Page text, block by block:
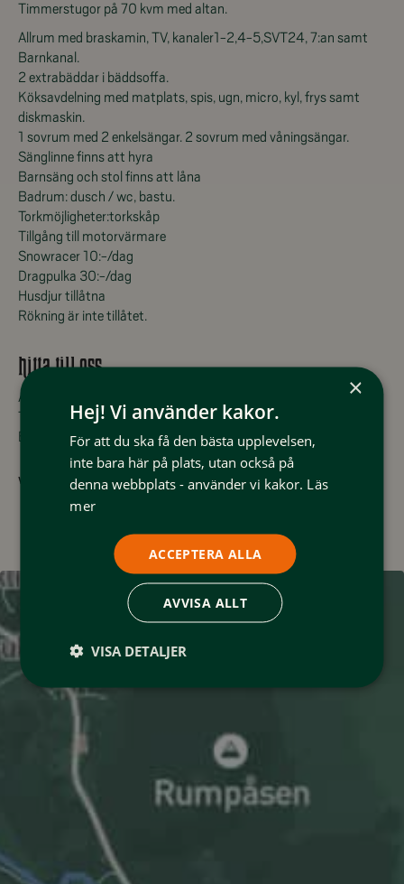
Timmerstugor på 70 kvm med altan.
Allrum med braskamin, TV, kanaler1-2,4-5,SVT24, 7:an samt
Barnkanal.
2 extrabäddar i bäddsoffa.
Köksavdelning med matplats, spis, ugn, micro, kyl, frys samt
diskmaskin.
1 sovrum med 2 enkelsängar. 2 sovrum med våningsängar.
Sänglinne finns att hyra
Barnsäng och stol finns att låna
Badrum: dusch / wc, bastu.
Torkmöjligheter:torkskåp
Tillgång till motorvärmare
Snowracer 10:-/dag
Dragpulka 30:-/dag
Husdjur tillåtna
Rökning är inte tillåtet.
hitta till oss
Adress: Fjällsäterns stugby, 840 98 Tänndalen
Telefon: 0684-222 00
E-post:
info@fjallsatern.se
www.fjallsatern.se
×
Hej! Vi använder kakor.
För att du ska få den bästa upplevelsen,
inte bara här på plats, utan också på
denna webbplats - använder vi kakor. Läs
mer
ACCEPTERA ALLA
AVVISA ALLT
VISA DETALJER